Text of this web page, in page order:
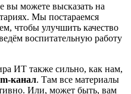
вы можете высказать на
Мы постараемся
чтобы улучшить качество
воспитательную работу
ИТ также сильно, как нам,
канал. Там все материалы
Или, может быть, вам